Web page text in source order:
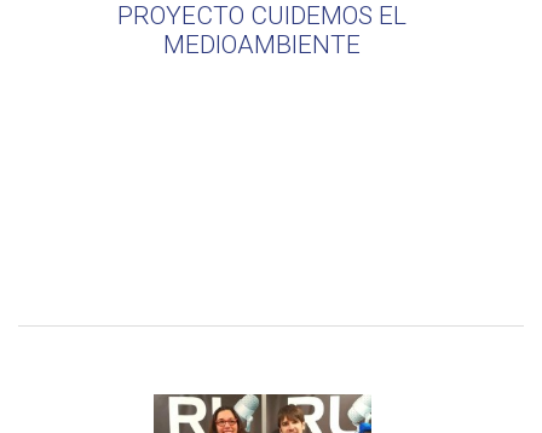
PROYECTO CUIDEMOS EL
MEDIOAMBIENTE